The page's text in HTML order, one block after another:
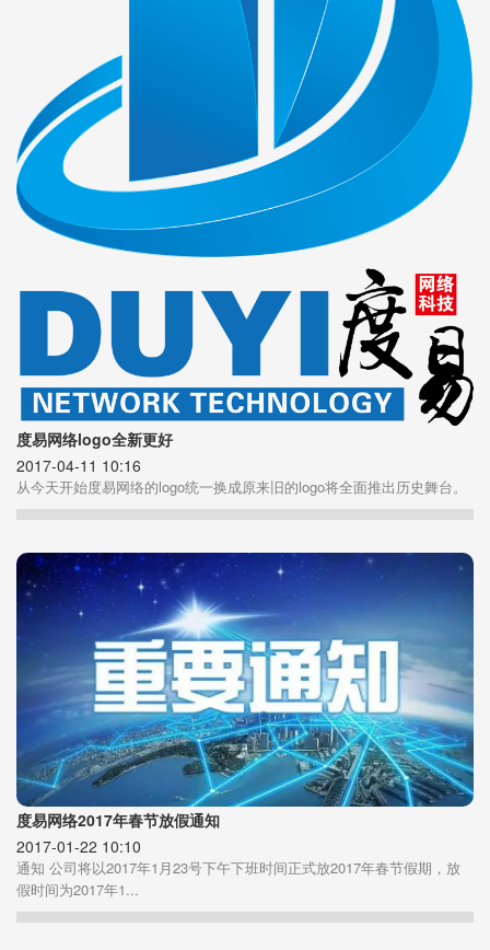
度易网络logo全新更好
2017-04-11 10:16
从今天开始度易网络的logo统一换成原来旧的logo将全面推出历史舞台。
度易网络2017年春节放假通知
2017-01-22 10:10
通知 公司将以2017年1月23号下午下班时间正式放2017年春节假期，放
假时间为2017年1...